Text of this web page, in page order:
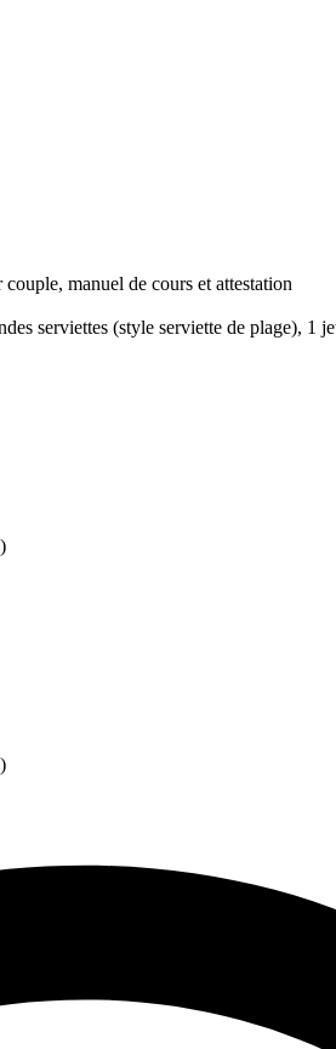
manuel de cours et attestation
serviettes (style serviette de plage), 1